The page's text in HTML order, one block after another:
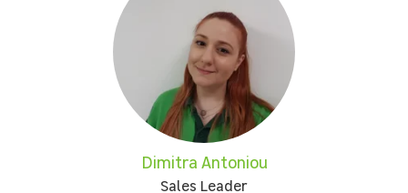
Dimitra Antoniou
Sales Leader